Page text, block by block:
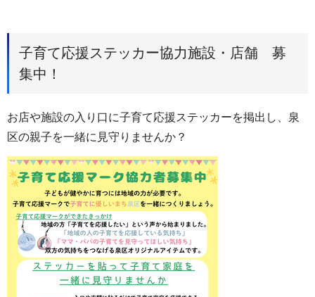
子育て応援ステッカー協力施設・店舗 募
集中！
お店や施設の入り口に子育て応援ステッカーを掲出し、泉
区の親子を一緒に見守りませんか？